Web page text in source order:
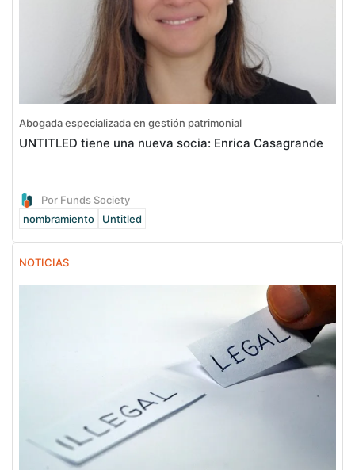
Abogada especializada en gestión patrimonial
UNTITLED tiene una nueva socia: Enrica Casagrande
Por Funds Society
nombramiento
Untitled
NOTICIAS